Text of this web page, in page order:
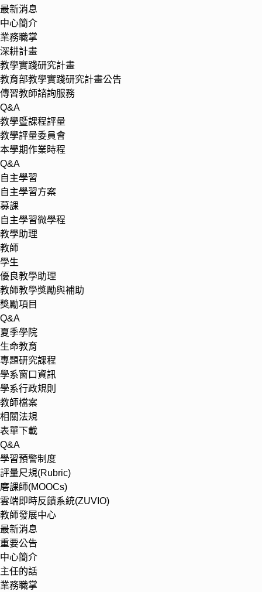
最新消息
中心簡介
業務職掌
深耕計畫
教學實踐研究計畫
教育部教學實踐研究計畫公告
傳習教師諮詢服務
Q&A
教學暨課程評量
教學評量委員會
本學期作業時程
Q&A
自主學習
自主學習方案
募課
自主學習微學程
教學助理
教師
學生
優良教學助理
教師教學獎勵與補助
獎勵項目
Q&A
夏季學院
生命教育
專題研究課程
學系窗口資訊
學系行政規則
教師檔案
相關法規
表單下載
Q&A
學習預警制度
評量尺規(Rubric)
磨課師(MOOCs)
雲端即時反饋系統(ZUVIO)
教師發展中心
最新消息
重要公告
中心簡介
主任的話
業務職掌